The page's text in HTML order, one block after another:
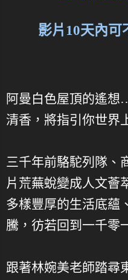
影片10天內可
阿曼白色屋頂的遙
清香，將指引你世界
三千年前駱駝列隊、
片荒蕪蛻變成人文薈
多樣豐厚的生活底蘊
騰，彷若回到一千零
跟著林婉美老師踏尋